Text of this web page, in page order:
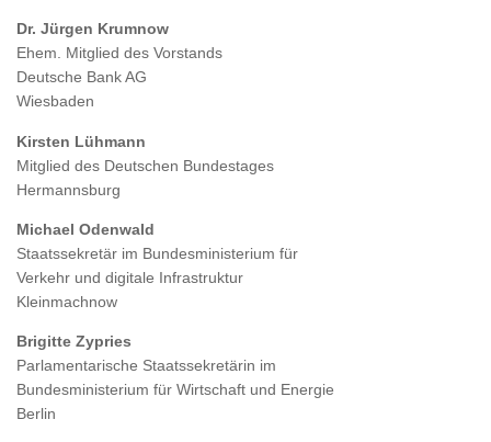
Dr. Jürgen Krumnow
Ehem. Mitglied des Vorstands
Deutsche Bank AG
Wiesbaden
Kirsten Lühmann
Mitglied des Deutschen Bundestages
Hermannsburg
Michael Odenwald
Staatssekretär im Bundesministerium für
Verkehr und digitale Infrastruktur
Kleinmachnow
Brigitte Zypries
Parlamentarische Staatssekretärin im
Bundesministerium für Wirtschaft und Energie
Berlin